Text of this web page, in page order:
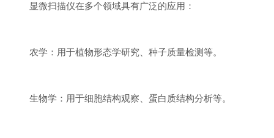
显微扫描仪在多个领域具有广泛的应用：
农学：用于植物形态学研究、种子质量检测等。
生物学：用于细胞结构观察、蛋白质结构分析等。